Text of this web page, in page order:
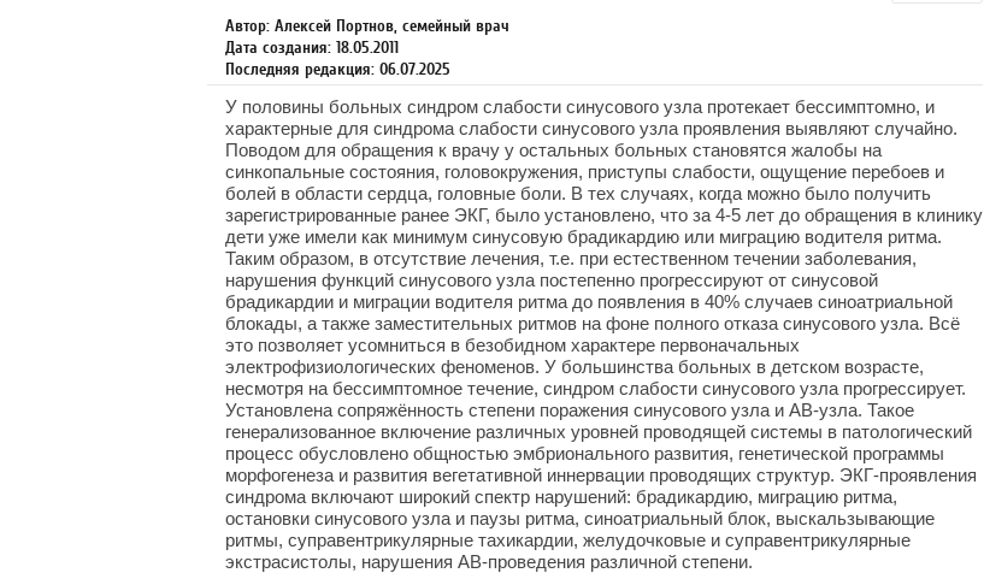
Автор: Алексей Портнов, семейный врач
Дата создания: 18.05.2011
Последняя редакция: 06.07.2025
У половины больных синдром слабости синусового узла протекает бессимптомно, и
характерные для синдрома слабости синусового узла проявления выявляют случайно.
Поводом для обращения к врачу у остальных больных становятся жалобы на
синкопальные состояния, головокружения, приступы слабости, ощущение перебоев и
болей в области сердца, головные боли. В тех случаях, когда можно было получить
зарегистрированные ранее ЭКГ, было установлено, что за 4-5 лет до обращения в клинику
дети уже имели как минимум синусовую брадикардию или миграцию водителя ритма.
Таким образом, в отсутствие лечения, т.е. при естественном течении заболевания,
нарушения функций синусового узла постепенно прогрессируют от синусовой
брадикардии и миграции водителя ритма до появления в 40% случаев синоатриальной
блокады, а также заместительных ритмов на фоне полного отказа синусового узла. Всё
это позволяет усомниться в безобидном характере первоначальных
электрофизиологических феноменов. У большинства больных в детском возрасте,
несмотря на бессимптомное течение, синдром слабости синусового узла прогрессирует.
Установлена сопряжённость степени поражения синусового узла и АВ-узла. Такое
генерализованное включение различных уровней проводящей системы в патологический
процесс обусловлено общностью эмбрионального развития, генетической программы
морфогенеза и развития вегетативной иннервации проводящих структур. ЭКГ-проявления
синдрома включают широкий спектр нарушений: брадикардию, миграцию ритма,
остановки синусового узла и паузы ритма, синоатриальный блок, выскальзывающие
ритмы, суправентрикулярные тахикардии, желудочковые и суправентрикулярные
экстрасистолы, нарушения АВ-проведения различной степени.